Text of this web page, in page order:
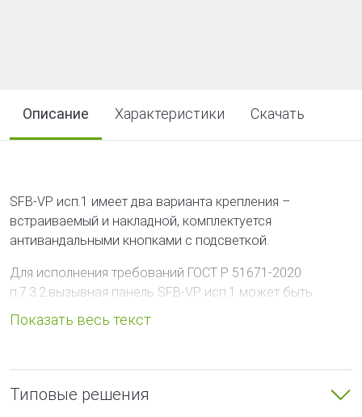
Описание Характеристики Скачать
SFB-VP исп.1 имеет два варианта крепления –
встраиваемый и накладной, комплектуется
антивандальными кнопками с подсветкой.
Для исполнения требований ГОСТ Р 51671-2020
п.7.3.2.вызывная панель SFB-VP исп.1 может быть
выполнена в оранжевом цвете.
пожарной безопасности, предназначенное для
Типовые решения